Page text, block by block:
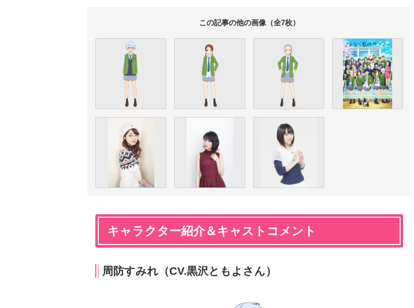
この記事の他の画像（全7枚）
キャラクター紹介＆キャストコメント
周防すみれ（CV.黒沢ともよさん）